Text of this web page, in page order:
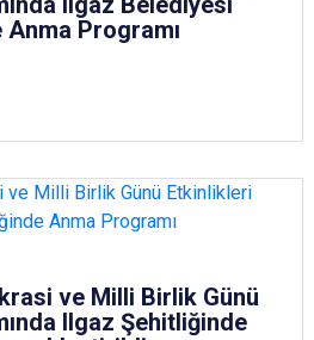
Programı
ve Milli Birlik Günü
Ilgaz Şehitliğinde